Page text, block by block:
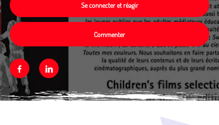
Se connecter et réagir
Commenter
FacebookLinkedin